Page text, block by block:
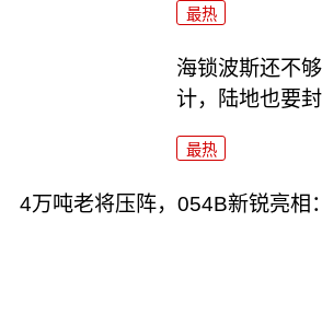
最热
海锁波斯还不
计，陆地也要封
最热
4万吨老将压阵，054B新锐亮相